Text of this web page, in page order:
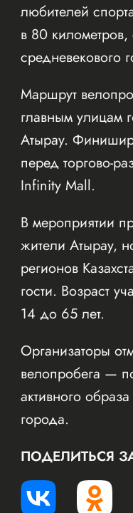
любителей
в 80 километров,
Маршрут
главным улицам
Атырау.
перед торгово-
Infinity Mall.
В мероприятии
жители Атырау,
регионов
гости. Возраст
14 до 65 лет.
Организаторы
велопробега —
активного
города.
ПОДЕЛИТЬСЯ